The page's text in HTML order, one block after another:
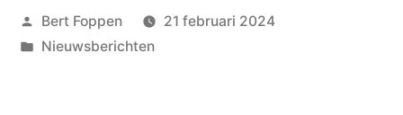
Geplaatst
door
Bert Foppen
21 februari 2024
Geplaatst
Nieuwsberichten